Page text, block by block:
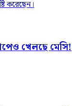
করেছেন।
খেলছে মেসি!